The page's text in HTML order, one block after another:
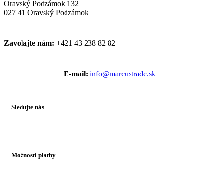
Oravský Podzámok 132
027 41 Oravský Podzámok
Zavolajte nám: +421 43 238 82 82
E-mail: info@marcustrade.sk
Sledujte nás
Možnosti platby